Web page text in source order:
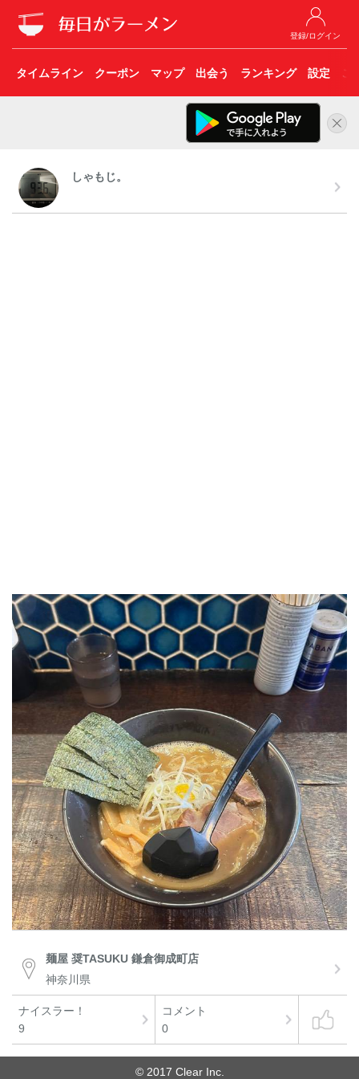
登録/ログイン
タイムライン クーポン マップ 出会う ランキング 設定 こ
しゃもじ。
麺屋 奨TASUKU 鎌倉御成町店
神奈川県
ナイスラー！
9
コメント
0
© 2017 Clear Inc.